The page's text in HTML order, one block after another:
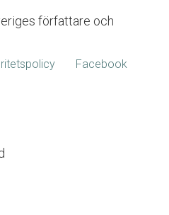
författare och
Facebook